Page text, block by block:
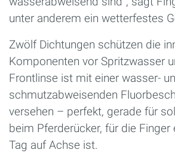
unter anderem ein wetterfestes
Zwölf Dichtungen schützen die
Komponenten vor Spritzwasser
Frontlinse ist mit einer wasser-
schmutzabweisenden
versehen – perfekt, gerade für
beim Pferderücker, für die Finger
Tag auf Achse ist.